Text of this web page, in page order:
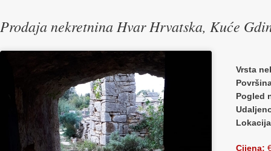
Prodaja nekretnina Hvar Hrvatska, Kuće
Vrsta
Pogled
Cijena: